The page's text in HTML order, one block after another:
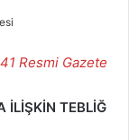
Resmi Gazete
İLİŞKİN TEBLİĞ